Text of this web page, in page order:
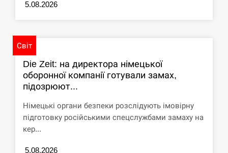
СЕРПЕНЬ
12:53
США обсуждают лицензии на Patriot для
Украины, несмотря на сомнения…
СЕРПЕНЬ
12:40
Латвія готова направити до 20 військових для
5.08.2026
Світ
Die Zeit: на директора німецької
оборонної компанії готували замах,
підозрюют...
Німецькі органи безпеки розслідують імовірну
підготовку російськими спецслужбами замаху на
кер...
5.08.2026